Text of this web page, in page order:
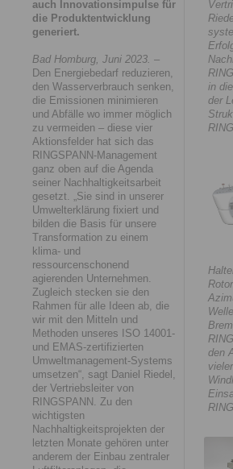
auch Innovationsimpulse für
die Produktentwicklung
generiert.
Bad Homburg, Juni 2023. –
Den Energiebedarf reduzieren,
den Wasserverbrauch senken,
die Emissionen minimieren
und Abfälle wo immer möglich
zu vermeiden – diese vier
Aktionsfelder hat sich das
RINGSPANN-Management
ganz oben auf die Agenda
seiner Nachhaltigkeitsarbeit
gesetzt. „Sie sind in unserer
Umwelterklärung fixiert und
bilden die Basis für unsere
Transformation zu einem
klima- und
ressourcenschonend
agierenden Unternehmen.
Zugleich stecken sie den
Rahmen für alle Ideen ab, die
wir mit den Mitteln und
Methoden unseres ISO 14001-
und EMAS-zertifizierten
Umweltmanagement-Systems
umsetzen“, sagt Daniel Riedel,
der Vertriebsleiter von
RINGSPANN. Zu den
wichtigsten
Nachhaltigkeitsprojekten der
letzten Monate gehören unter
anderem der Einbau zentraler
in
der
den